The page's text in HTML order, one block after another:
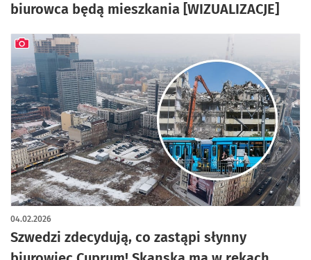
biurowca będą mieszkania [WIZUALIZACJE]
Szwedzi zdecydują, co zastąpi słynny
04.02.2026
artykuł z galerią zdjęć